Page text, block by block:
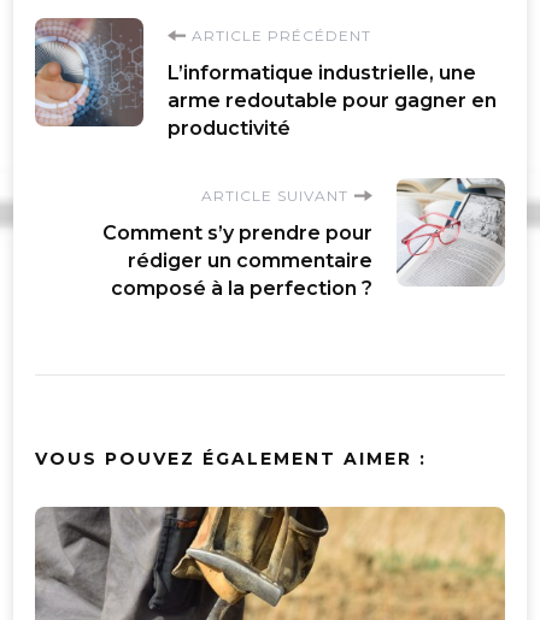
Navigation
d'article
ARTICLE PRÉCÉDENT
L’informatique industrielle, une
arme redoutable pour gagner en
productivité
ARTICLE SUIVANT
Comment s’y prendre pour
rédiger un commentaire
composé à la perfection ?
VOUS POUVEZ ÉGALEMENT AIMER :